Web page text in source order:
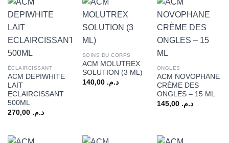
ÉCLAIRCISSANT
ACM DEPIWHITE
LAIT
ECLAIRCISSANT
500ML
د.م. 270,00
SOINS DU CORPS
ACM MOLUTREX
SOLUTION (3 ML)
د.م. 140,00
ONGLES
ACM NOVOPHANE
CRÈME DES
ONGLES – 15 ML
د.م. 145,00